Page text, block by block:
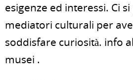
esigenze ed interessi. Ci
mediatori culturali per
soddisfare curiosità. info
musei .